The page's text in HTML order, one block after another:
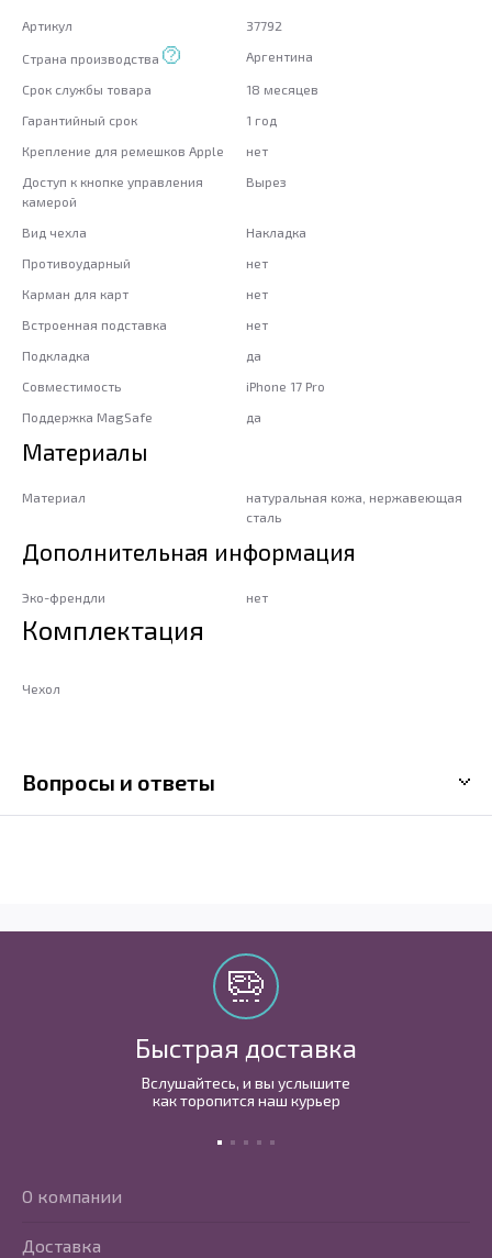
Артикул 37792
Страна производства Аргентина
Срок службы товара
18 месяцев
Гарантийный срок
1 год
Крепление для ремешков Apple
нет
Доступ к кнопке управления
камерой
Вырез
Вид чехла
Накладка
Противоударный
нет
Карман для карт
нет
Встроенная подставка
нет
Подкладка
да
Совместимость
iPhone 17 Pro
Поддержка MagSafe
да
Материалы
Материал
натуральная кожа, нержавеющая
сталь
Дополнительная информация
Эко-френдли нет
Комплектация
Чехол
Вопросы и ответы
Быстрая доставка
Вслушайтесь, и вы услышите
как торопится наш курьер
О компании
Доставка